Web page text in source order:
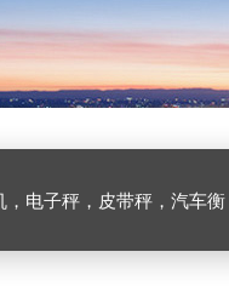
，电子秤，皮带秤，汽车